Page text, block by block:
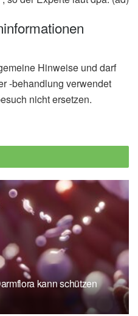
Hinweise und darf
-behandlung verwendet
nicht ersetzen.
kann schützen